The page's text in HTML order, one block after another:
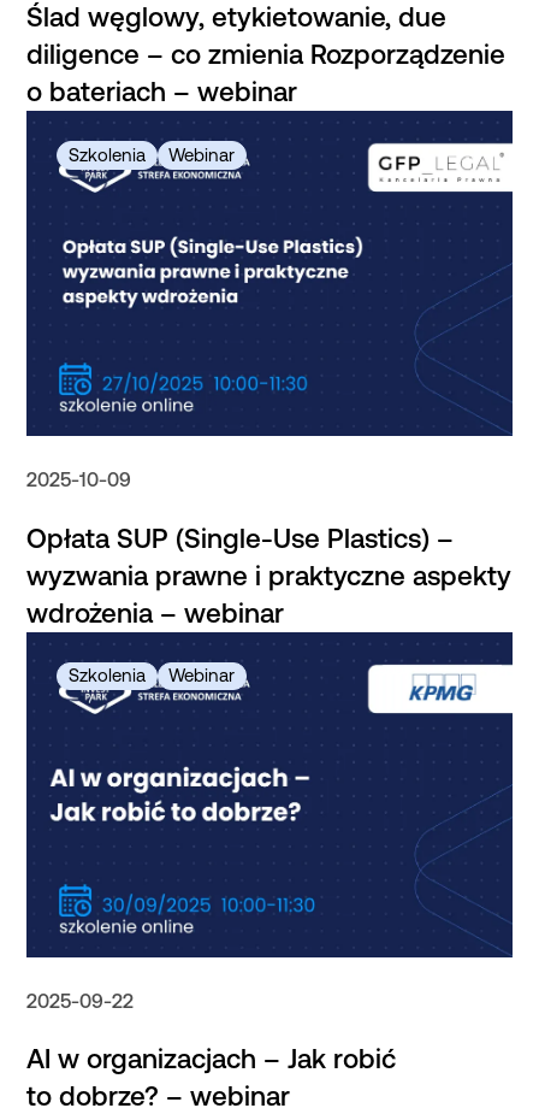
Ślad węglowy, etykietowanie, due
diligence – co zmienia Rozporządzenie
o bateriach – webinar
2025-10-09
Opłata SUP (Single-Use Plastics) –
wyzwania prawne i praktyczne aspekty
wdrożenia – webinar
2025-09-22
AI w organizacjach – Jak robić
to dobrze? – webinar